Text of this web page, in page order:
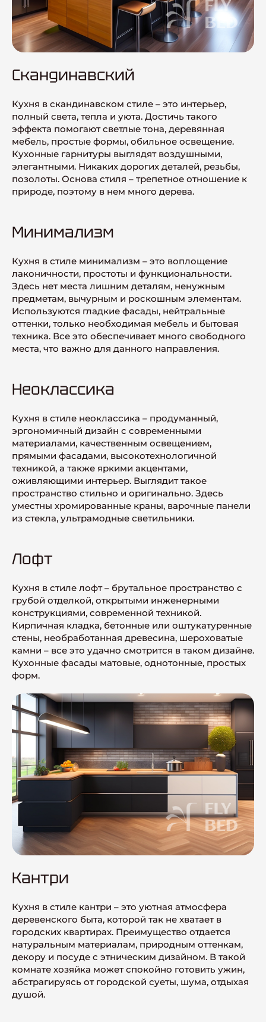
Скандинавский
Кухня в скандинавском стиле – это интерьер,
полный света, тепла и уюта. Достичь такого
эффекта помогают светлые тона, деревянная
мебель, простые формы, обильное освещение.
Кухонные гарнитуры выглядят воздушными,
элегантными. Никаких дорогих деталей, резьбы,
позолоты. Основа стиля – трепетное отношение к
природе, поэтому в нем много дерева.
Минимализм
Кухня в стиле минимализм – это воплощение
лаконичности, простоты и функциональности.
Здесь нет места лишним деталям, ненужным
предметам, вычурным и роскошным элементам.
Используются гладкие фасады, нейтральные
оттенки, только необходимая мебель и бытовая
техника. Все это обеспечивает много свободного
места, что важно для данного направления.
Неоклассика
Кухня в стиле неоклассика – продуманный,
эргономичный дизайн с современными
материалами, качественным освещением,
прямыми фасадами, высокотехнологичной
техникой, а также яркими акцентами,
оживляющими интерьер. Выглядит такое
пространство стильно и оригинально. Здесь
уместны хромированные краны, варочные панели
из стекла, ультрамодные светильники.
Лофт
Кухня в стиле лофт – брутальное пространство с
грубой отделкой, открытыми инженерными
конструкциями, современной техникой.
Кирпичная кладка, бетонные или оштукатуренные
стены, необработанная древесина, шероховатые
камни – все это удачно смотрится в таком дизайне.
Кухонные фасады матовые, однотонные, простых
форм.
Кантри
Кухня в стиле кантри – это уютная атмосфера
деревенского быта, которой так не хватает в
городских квартирах. Преимущество отдается
натуральным материалам, природным оттенкам,
декору и посуде с этническим дизайном. В такой
комнате хозяйка может спокойно готовить ужин,
абстрагируясь от городской суеты, шума, отдыхая
душой.